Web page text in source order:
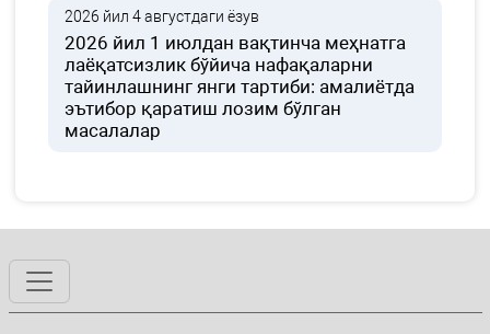
2026 йил 4 августдаги ёзув
2026 йил 1 июлдан вақтинча меҳнатга
лаёқатсизлик бўйича нафақаларни
тайинлашнинг янги тартиби: амалиётда
эътибор қаратиш лозим бўлган
масалалар